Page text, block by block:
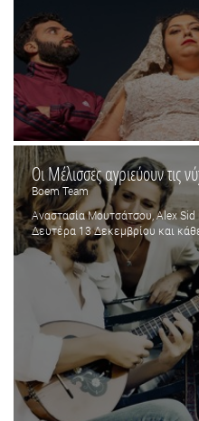
Οι Μέλισσες αγριεύουν τις
Boem Team
Αναστασία Μουτσάτσου, Alex
Δευτέρα 13 Δεκεμβρίου και